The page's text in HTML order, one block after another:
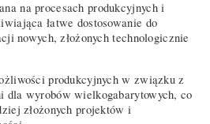
na procesach produkcyjnych i
łatwe dostosowanie do
nowych, złożonych technologicznie
produkcyjnych w związku z
dla wyrobów wielkogabarytowych, co
złożonych projektów i